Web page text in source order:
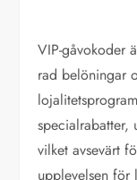
VIP-gåvokoder
rad belöningar
specialrabatter,
vilket avsevärt
upplevelsen för